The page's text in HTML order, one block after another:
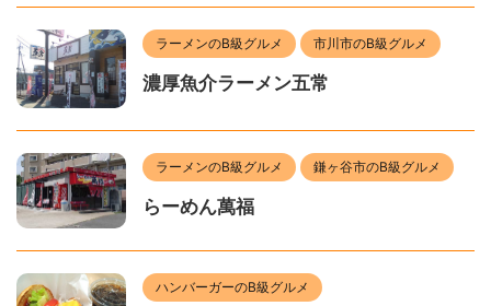
ラーメンのB級グルメ 市川市のB級グルメ
濃厚魚介ラーメン五常
ラーメンのB級グルメ 鎌ヶ谷市のB級グルメ
らーめん萬福
ハンバーガーのB級グルメ